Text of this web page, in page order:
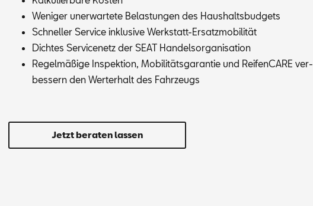
We­ni­ger un­er­war­te­te Be­las­tun­gen des Haus­halts­bud­gets
Schnel­ler Ser­vice in­klu­si­ve Werk­statt-Er­satz­mo­bi­li­tät
Dich­tes Ser­vice­netz der SEAT Han­dels­or­ga­ni­sa­ti­on
Re­gel­mä­ßi­ge In­spek­ti­on, Mo­bi­li­täts­ga­ran­tie und Rei­fen­CA­RE ver­
bes­sern den Wert­erhalt des Fahr­zeugs
Jetzt beraten lassen